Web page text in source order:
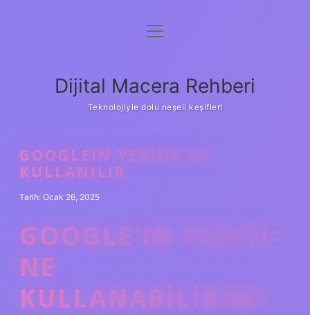
Anasayfa
Yasal Uyarı
menüyü
Dijital Macera Rehberi
Teknolojiyle dolu neşeli keşifler!
GOOGLEIN YERINE NE
KULLANILIR
Tarih: Ocak 26, 2025
GOOGLE’IN YERINE
NE
KULLANABILIRIM?